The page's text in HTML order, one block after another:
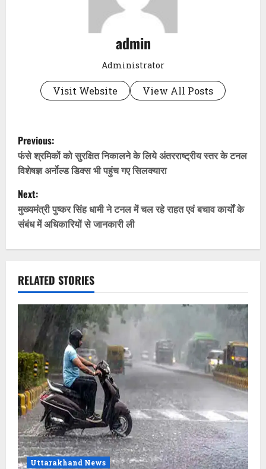
admin
Administrator
Visit Website View All Posts
P
o
s
t
n
v
i
a
t
i
o
n
Previous:
फंसे श्रमिकों को सुरक्षित निकालने के लिये अंतरराष्ट्रीय स्तर के टनल
विशेषज्ञ अर्नोल्ड डिक्स भी पहुंच गए सिलक्यारा
Next:
मुख्यमंत्री पुष्कर सिंह धामी ने टनल में चल रहे राहत एवं बचाव कार्यों के
संबंध में अधिकारियों से जानकारी ली
RELATED STORIES
Uttarakhand News